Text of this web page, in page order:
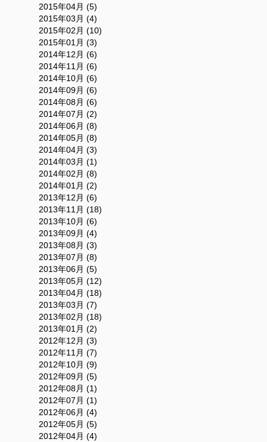
2015年04月 (5)
2015年03月 (4)
2015年02月 (10)
2015年01月 (3)
2014年12月 (6)
2014年11月 (6)
2014年10月 (6)
2014年09月 (6)
2014年08月 (6)
2014年07月 (2)
2014年06月 (8)
2014年05月 (8)
2014年04月 (3)
2014年03月 (1)
2014年02月 (8)
2014年01月 (2)
2013年12月 (6)
2013年11月 (18)
2013年10月 (6)
2013年09月 (4)
2013年08月 (3)
2013年07月 (8)
2013年06月 (5)
2013年05月 (12)
2013年04月 (18)
2013年03月 (7)
2013年02月 (18)
2013年01月 (2)
2012年12月 (3)
2012年11月 (7)
2012年10月 (9)
2012年09月 (5)
2012年08月 (1)
2012年07月 (1)
2012年06月 (4)
2012年05月 (5)
2012年04月 (4)